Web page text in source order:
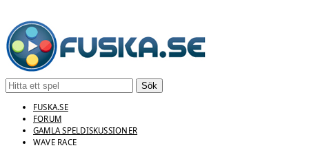
Sök
FUSKA.SE
FORUM
GAMLA SPELDISKUSSIONER
WAVE RACE